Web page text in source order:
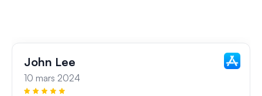
John Lee
10 mars 2024